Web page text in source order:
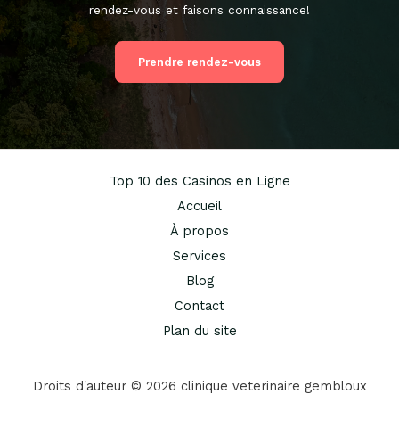
rendez-vous et faisons connaissance!
Prendre rendez-vous
Top 10 des Casinos en Ligne
Accueil
À propos
Services
Blog
Contact
Plan du site
Droits d'auteur © 2026 clinique veterinaire gembloux